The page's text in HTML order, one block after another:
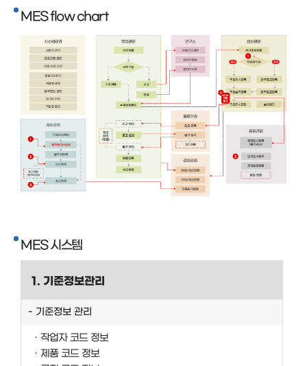
MES flow chart
MES 시스템
1. 기준정보관리
기준정보 관리
작업자 코드 정보
제품 코드 정보